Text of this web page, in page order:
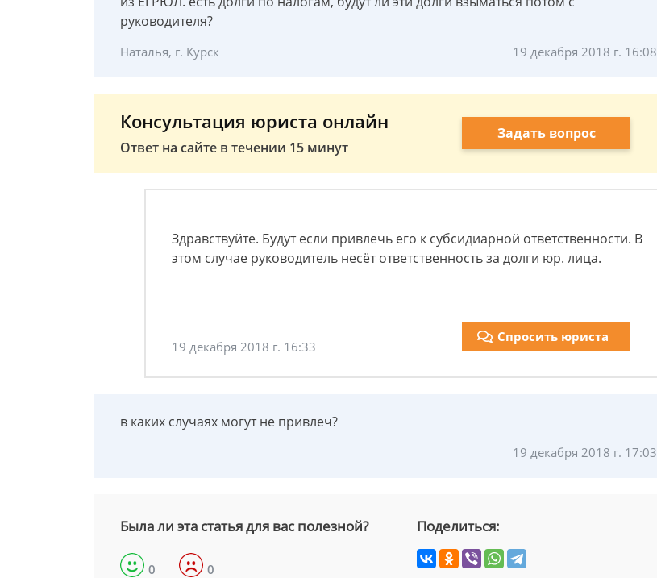
руководителя?
Наталья, г. Курск 19 декабря 2018 г. 16:08
Консультация юриста онлайн
Ответ на сайте в течении 15 минут
Задать вопрос
Здравствуйте. Будут если привлечь его к субсидиарной ответственности. В
этом случае руководитель несёт ответственность за долги юр. лица.
19 декабря 2018 г. 16:33
Спросить юриста
в каких случаях могут не привлеч?
19 декабря 2018 г. 17:03
Была ли эта статья для вас полезной?
0 0
Поделиться: